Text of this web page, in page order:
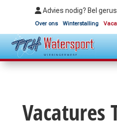
Advies nodig? Bel
Over ons Winterstalling
Vacatures